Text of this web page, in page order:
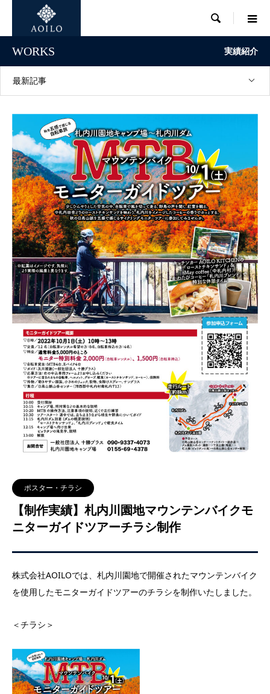

WORKS 実績紹介
最新記事
ポスター・チラシ
【制作実績】札内川園地マウンテンバイクモ
ニターガイドツアーチラシ制作
株式会社AOILOでは、札内川園地で開催されたマウンテンバイク
を使用したモニターガイドツアーのチラシを制作いたしました。
＜チラシ＞